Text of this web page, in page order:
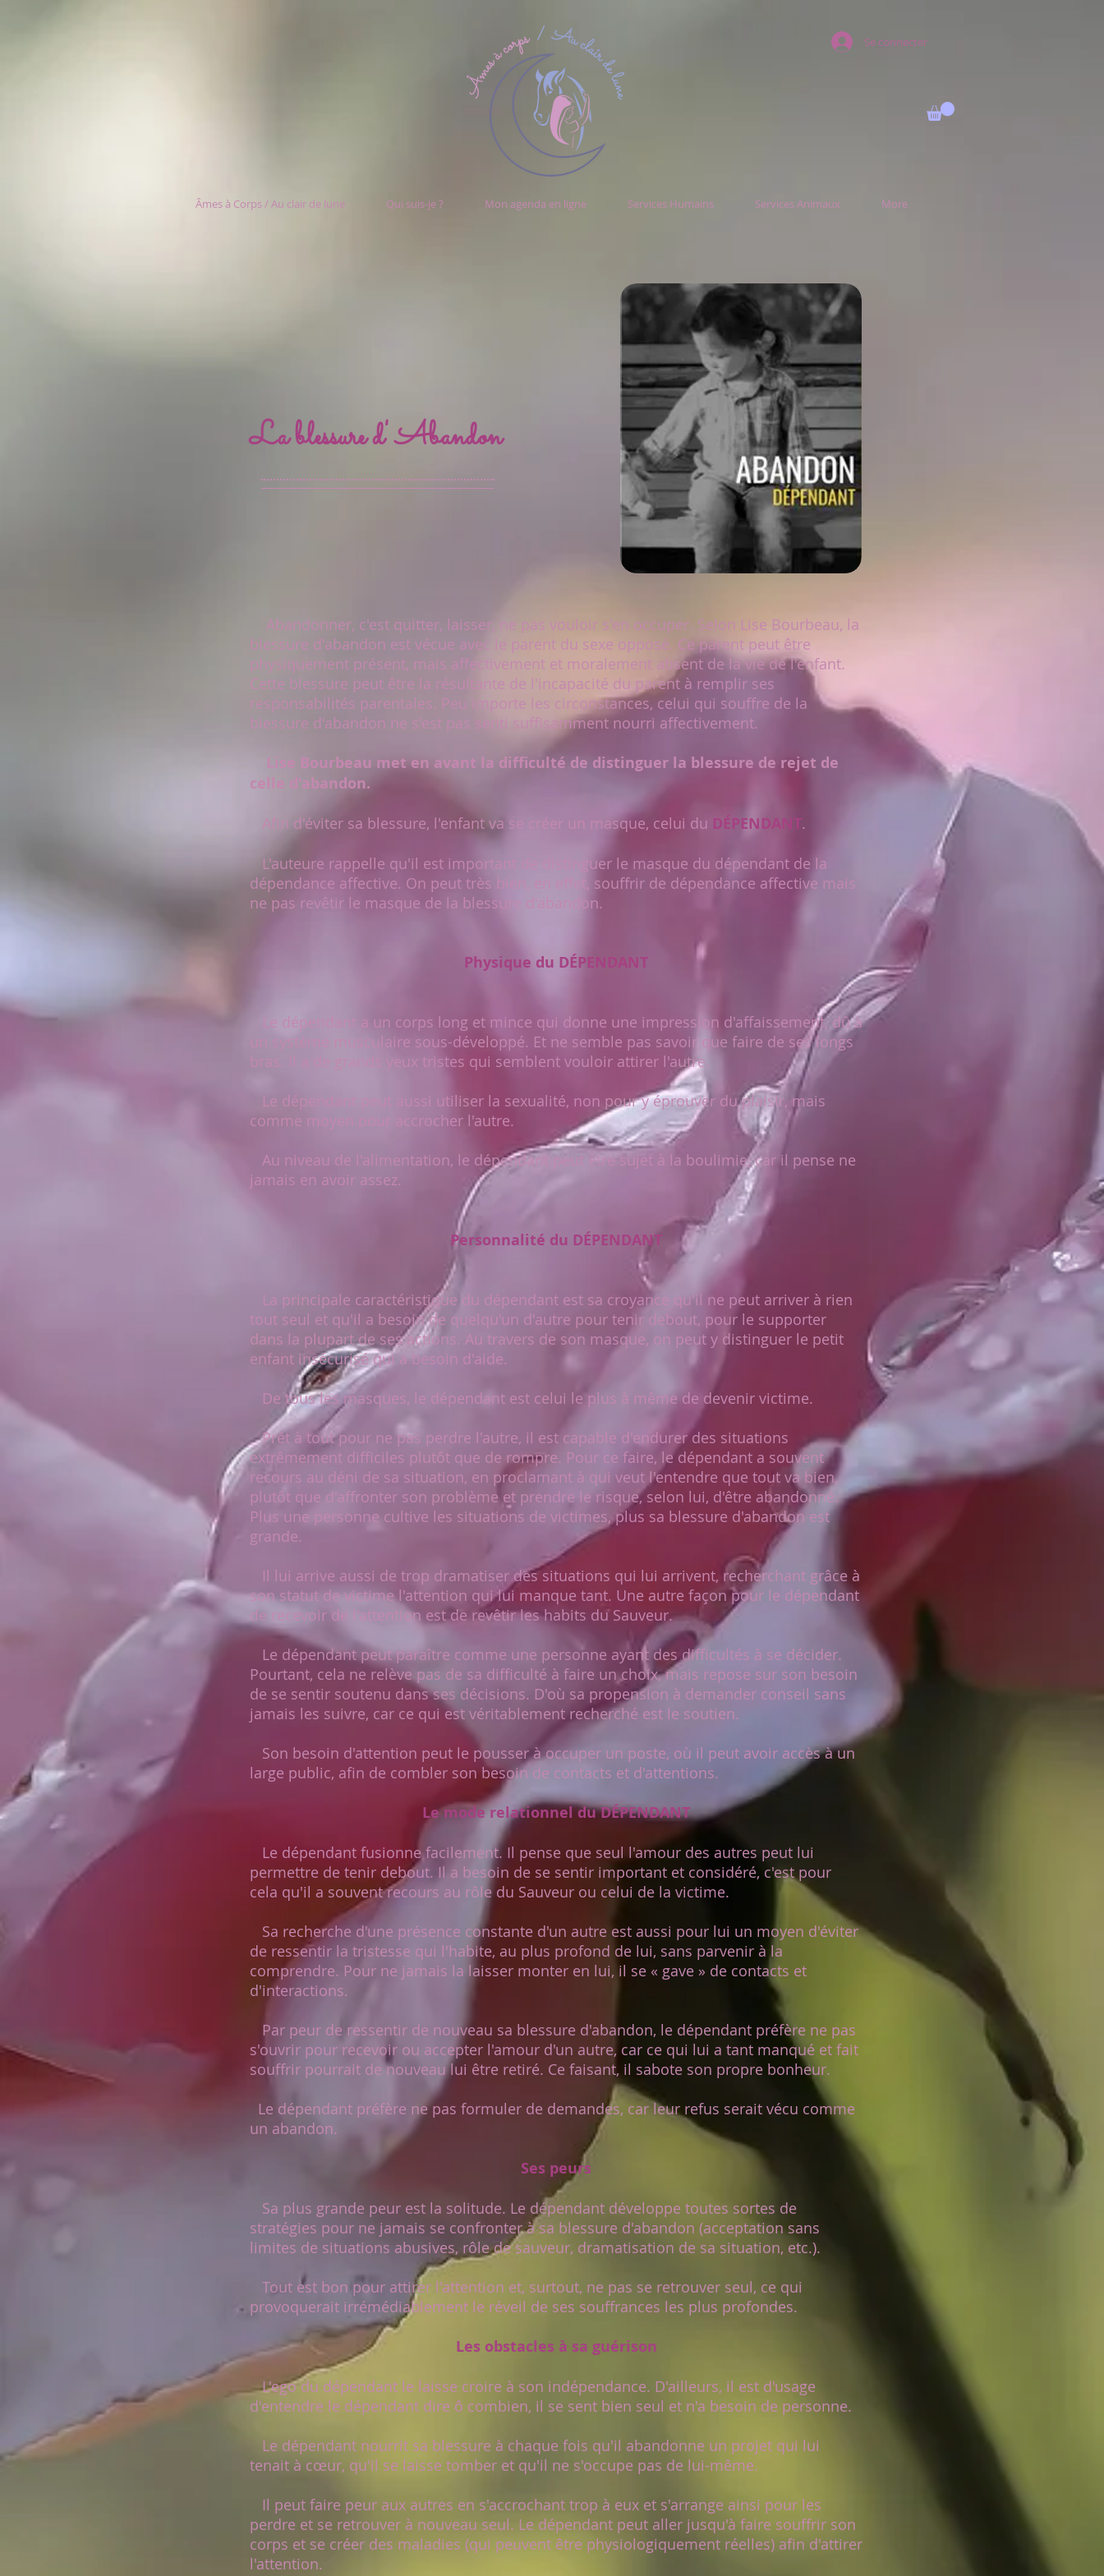
Se connecter
Âmes à Corps / Au clair de lune Qui suis-je ? Mon agenda en ligne Services Humains Services Animaux More
La blessure d' Abandon
Abandonner, c'est quitter, laisser, ne pas vouloir s'en occuper. Selon Lise Bourbeau, la
blessure d'abandon est vécue avec le parent du sexe opposé. Ce parent peut être
physiquement présent, mais affectivement et moralement absent de la vie de l'enfant.
Cette blessure peut être la résultante de l'incapacité du parent à remplir ses
responsabilités parentales. Peu importe les circonstances, celui qui souffre de la
blessure d'abandon ne s'est pas senti suffisamment nourri affectivement.
Lise Bourbeau met en avant la difficulté de distinguer la blessure de rejet de
celle d'abandon.
Afin d'éviter sa blessure, l'enfant va se créer un masque, celui du DÉPENDANT.
L'auteure rappelle qu'il est important de distinguer le masque du dépendant de la
dépendance affective. On peut très bien, en effet, souffrir de dépendance affective mais
ne pas revêtir le masque de la blessure d'abandon.
Physique du DÉPENDANT
Le dépendant a un corps long et mince qui donne une impression d'affaissement, dû à
un système musculaire sous-développé. Et ne semble pas savoir que faire de ses longs
bras. Il a de grands yeux tristes qui semblent vouloir attirer l'autre.
Le dépendant peut aussi utiliser la sexualité, non pour y éprouver du plaisir, mais
comme moyen pour accrocher l'autre.
Au niveau de l'alimentation, le dépendant peut être sujet à la boulimie, car il pense ne
jamais en avoir assez.
Personnalité du DÉPENDANT
La principale caractéristique du dépendant est sa croyance qu'il ne peut arriver à rien
tout seul et qu'il a besoin de quelqu'un d'autre pour tenir debout, pour le supporter
dans la plupart de ses actions. Au travers de son masque, on peut y distinguer le petit
enfant insécurisé qui a besoin d'aide.
De tous les masques, le dépendant est celui le plus à même de devenir victime.
Prêt à tout pour ne pas perdre l'autre, il est capable d'endurer des situations
extrêmement difficiles plutôt que de rompre. Pour ce faire, le dépendant a souvent
recours au déni de sa situation, en proclamant à qui veut l'entendre que tout va bien,
plutôt que d'affronter son problème et prendre le risque, selon lui, d'être abandonné.
Plus une personne cultive les situations de victimes, plus sa blessure d'abandon est
grande.
Il lui arrive aussi de trop dramatiser des situations qui lui arrivent, recherchant grâce à
son statut de victime l'attention qui lui manque tant. Une autre façon pour le dépendant
de recevoir de l'attention est de revêtir les habits du Sauveur.
Le dépendant peut paraître comme une personne ayant des difficultés à se décider.
Pourtant, cela ne relève pas de sa difficulté à faire un choix, mais repose sur son besoin
de se sentir soutenu dans ses décisions. D'où sa propension à demander conseil sans
jamais les suivre, car ce qui est véritablement recherché est le soutien.
Son besoin d'attention peut le pousser à occuper un poste, où il peut avoir accès à un
large public, afin de combler son besoin de contacts et d'attentions.
Le mode relationnel du DÉPENDANT
Le dépendant fusionne facilement. Il pense que seul l'amour des autres peut lui
permettre de tenir debout. Il a besoin de se sentir important et considéré, c'est pour
cela qu'il a souvent recours au rôle du Sauveur ou celui de la victime.
Sa recherche d'une présence constante d'un autre est aussi pour lui un moyen d'éviter
de ressentir la tristesse qui l'habite, au plus profond de lui, sans parvenir à la
comprendre. Pour ne jamais la laisser monter en lui, il se « gave » de contacts et
d'interactions.
Par peur de ressentir de nouveau sa blessure d'abandon, le dépendant préfère ne pas
s'ouvrir pour recevoir ou accepter l'amour d'un autre, car ce qui lui a tant manqué et fait
souffrir pourrait de nouveau lui être retiré. Ce faisant, il sabote son propre bonheur.
Le dépendant préfère ne pas formuler de demandes, car leur refus serait vécu comme
un abandon.
Ses peurs
Sa plus grande peur est la solitude. Le dépendant développe toutes sortes de
stratégies pour ne jamais se confronter à sa blessure d'abandon (acceptation sans
limites de situations abusives, rôle de sauveur, dramatisation de sa situation, etc.).
Tout est bon pour attirer l'attention et, surtout, ne pas se retrouver seul, ce qui
provoquerait irrémédiablement le réveil de ses souffrances les plus profondes.
Les obstacles à sa guérison
L'ego du dépendant le laisse croire à son indépendance. D'ailleurs, il est d'usage
d'entendre le dépendant dire ô combien, il se sent bien seul et n'a besoin de personne.
Le dépendant nourrit sa blessure à chaque fois qu'il abandonne un projet qui lui
tenait à cœur, qu'il se laisse tomber et qu'il ne s'occupe pas de lui-même.
Il peut faire peur aux autres en s'accrochant trop à eux et s'arrange ainsi pour les
perdre et se retrouver à nouveau seul. Le dépendant peut aller jusqu'à faire souffrir son
corps et se créer des maladies (qui peuvent être physiologiquement réelles) afin d'attirer
l'attention.